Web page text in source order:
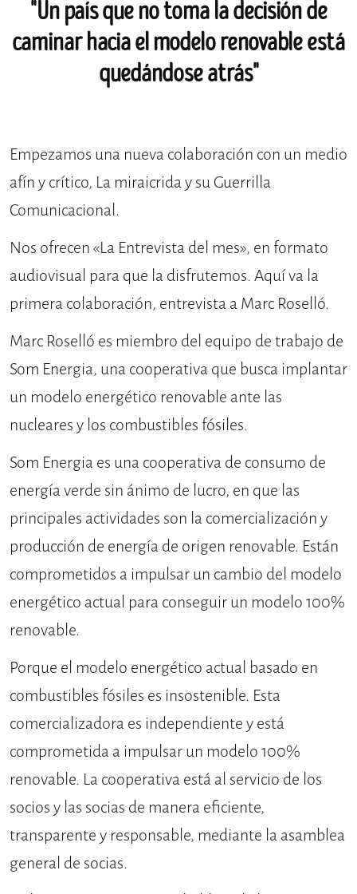
"Un país que no toma la decisión de
caminar hacia el modelo renovable está
quedándose atrás"
Empezamos una nueva colaboración con un medio
afín y crítico, La miraicriday suGuerrilla
Comunicacional.
Nos ofrecen «La Entrevista del mes», en formato
audiovisual para que la disfrutemos. Aquí va la
primera colaboración, entrevista a Marc Roselló.
Marc Roselló es miembro del equipo de trabajo de
Som Energia, una cooperativa que busca implantar
un modelo energético renovable ante las
nucleares y los combustibles fósiles.
Som Energia es una cooperativa de consumo de
energía verde sin ánimo de lucro, en que las
principales actividades son la comercialización y
producción de energía de origen renovable. Están
comprometidos a impulsar un cambio del modelo
energético actual para conseguir un modelo 100%
renovable.
Porque el modelo energético actual basado en
combustibles fósiles es insostenible. Esta
comercializadora es independiente y está
comprometida a impulsar un modelo 100%
renovable. La cooperativa está al servicio de los
socios y las socias de manera eficiente,
transparente y responsable, mediante la asamblea
general de socias.